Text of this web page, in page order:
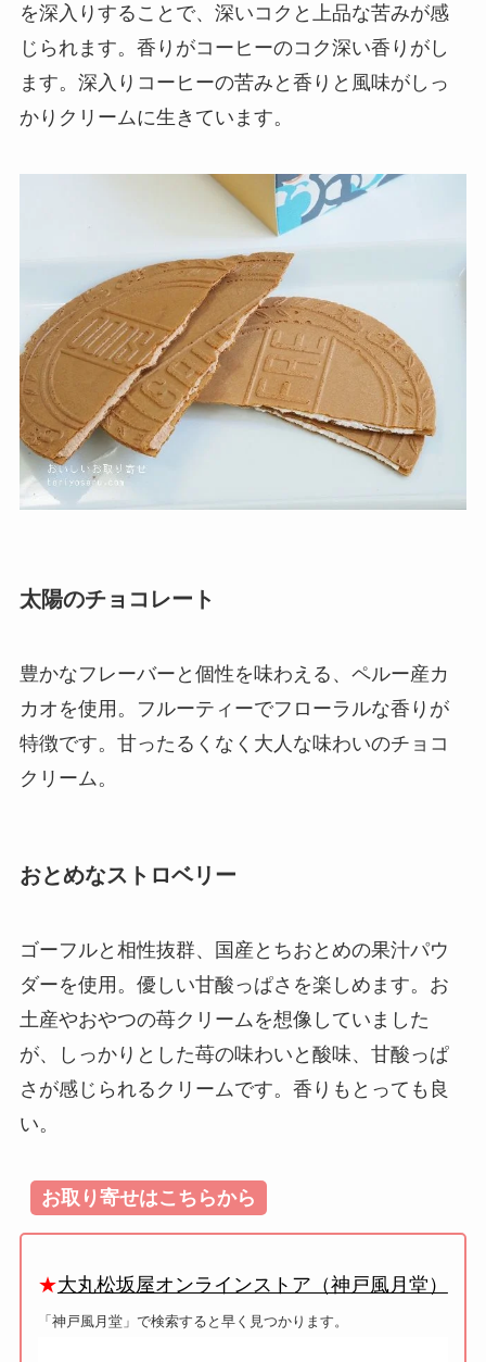
を深入りすることで、深いコクと上品な苦みが感
じられます。香りがコーヒーのコク深い香りがし
ます。深入りコーヒーの苦みと香りと風味がしっ
かりクリームに生きています。
太陽のチョコレート
豊かなフレーバーと個性を味わえる、ペルー産カ
カオを使用。フルーティーでフローラルな香りが
特徴です。甘ったるくなく大人な味わいのチョコ
クリーム。
おとめなストロベリー
ゴーフルと相性抜群、国産とちおとめの果汁パウ
ダーを使用。優しい甘酸っぱさを楽しめます。お
土産やおやつの苺クリームを想像していました
が、しっかりとした苺の味わいと酸味、甘酸っぱ
さが感じられるクリームです。香りもとっても良
い。
お取り寄せはこちらから
★大丸松坂屋オンラインストア（神戸風月堂）
「神戸風月堂」で検索すると早く見つかります。